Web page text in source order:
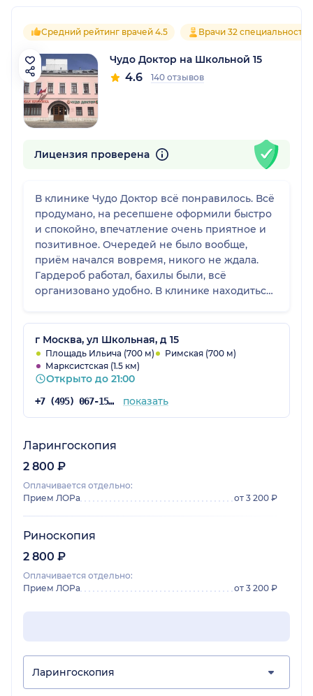
Средний рейтинг врачей 4.5 Врачи 32 специальностей
Чудо Доктор на Школьной 15
4.6 140 отзывов
Лицензия проверена
В клинике Чудо Доктор всё понравилось. Всё
продумано, на ресепшене оформили быстро
и спокойно, впечатление очень приятное и
позитивное. Очередей не было вообще,
приём начался вовремя, никого не ждала.
Гардероб работал, бахилы были, всё
организовано удобно. В клинике находиться
г Москва, ул Школьная, д 15
Площадь Ильича (700 м)
Римская (700 м)
Марксистская (1.5 км)
Открыто до 21:00
+7 (495) 067-15-02 показать
Ларингоскопия
2 800 ₽
Оплачивается отдельно:
Прием ЛОРа
от 3 200 ₽
Риноскопия
2 800 ₽
Оплачивается отдельно:
Прием ЛОРа
от 3 200 ₽
Ларингоскопия